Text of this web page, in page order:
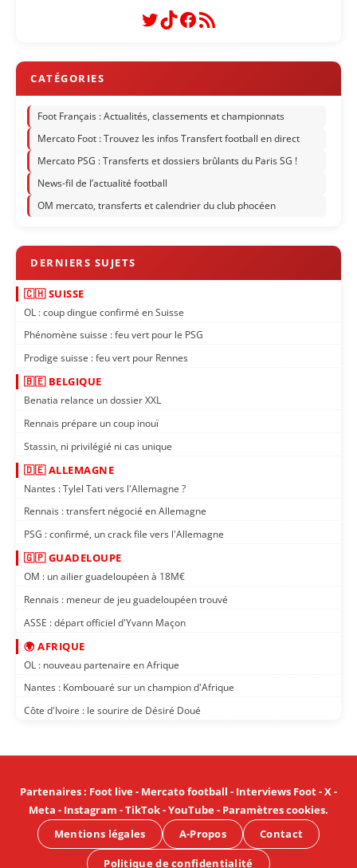
Twitter
TikTok
Facebook
Flux RSS
Foot Français : Actualités, classements et championnats
Mercato Foot : Trouvez les infos Transfert football en direct
Mercato PSG : Transferts et dossiers brûlants du Paris SG !
News-fil de l’actualité football
OM mercato, transferts et calendrier du club phocéen
🇨🇭 SUISSE
OL : coup dingue confirmé en Suisse
Phénomène suisse : feu vert pour le PSG
Prodige suisse : feu vert pour Rennes
🇧🇪 BELGIQUE
Benatia relance un dossier XXL
Rennais prépare un coup inouï
Stassin, ni privilégié ni cas unique
🇩🇪 ALLEMAGNE
Nantes : Tylel Tati vers l'Allemagne ?
Rennais : transfert négocié en Allemagne
PSG : confirmé, un crack file vers l'Allemagne
🇬🇵 GUADELOUPE
OM : un ailier guadeloupéen à 18M€
Rennais : meneur de jeu guadeloupéen trouvé
ASSE : départ officiel d'Yvann Maçon
🌍 AFRIQUE
OL : nouveau partenaire en Afrique
Nantes : Kombouaré sur un champion d'Afrique
Côte d'Ivoire : le sourire de Désiré Doué
Partenaires: Foot live- Mercato football - Interviews Foot-X-
Meta - Instagram -TikTok-YouTube- Paramètres cookies.
Mentions légales
A-Propos Contact
Politique de confidentialité